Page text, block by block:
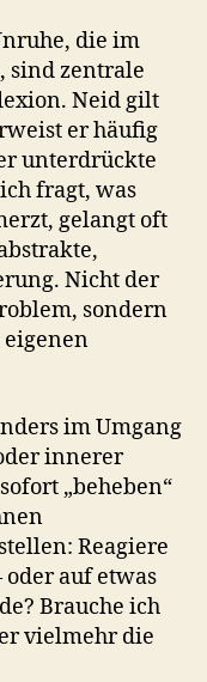
die im
sind zentrale
Neid gilt
er häufig
unterdrückte
fragt, was
gelangt oft
Nicht der
sondern
im Umgang
innerer
„beheben“
Reagiere
auf etwas
Brauche ich
vielmehr die